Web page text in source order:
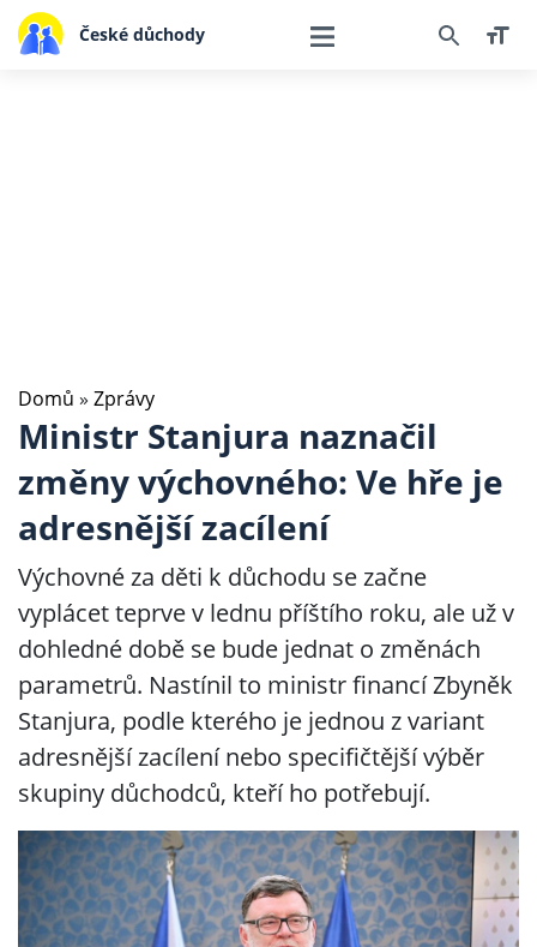
České důchody
Domů » Zprávy
Ministr Stanjura naznačil
změny výchovného: Ve hře je
adresnější zacílení
Výchovné za děti k důchodu se začne
vyplácet teprve v lednu příštího roku, ale už v
dohledné době se bude jednat o změnách
parametrů. Nastínil to ministr financí Zbyněk
Stanjura, podle kterého je jednou z variant
adresnější zacílení nebo specifičtější výběr
skupiny důchodců, kteří ho potřebují.